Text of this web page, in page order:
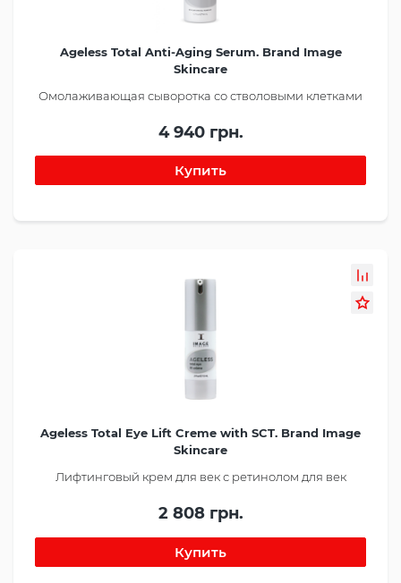
Ageless Total Anti-Aging Serum. Brand Image
Skincare
Омолаживающая сыворотка со стволовыми клетками
4 940 грн.
Ageless Total Eye Lift Creme with SCT. Brand Image
Skincare
Лифтинговый крем для век с ретинолом для век
2 808 грн.